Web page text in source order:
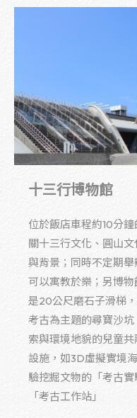
十三行博物館
位於飯店車程約10分
關十三行文化、圓山
與背景；同時不定期
可以寓教於樂；另博
是20公尺磨石子滑梯
考古為主題的尋寶沙
索與環境地貌的兒童
設施，如3D虛擬實境
驗挖掘文物的「考古
「考古工作站」